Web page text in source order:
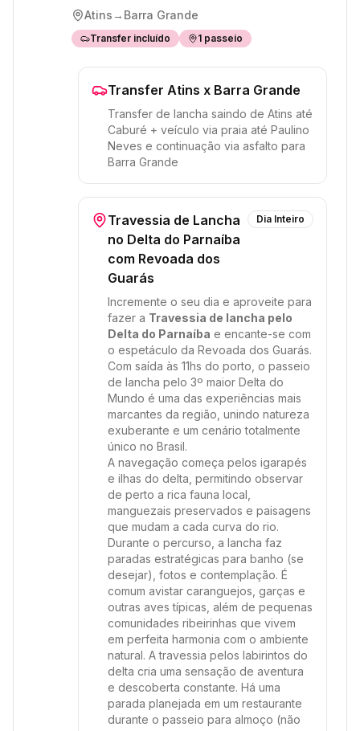
Atins → Barra Grande
Transfer incluído 1 passeio
Transfer Atins x Barra Grande
Transfer de lancha saindo de Atins até
Caburé + veículo via praia até Paulino
Neves e continuação via asfalto para
Barra Grande
Travessia de Lancha
no Delta do Parnaíba
com Revoada dos
Guarás
Dia Inteiro
Incremente o seu dia e aproveite para
fazer a Travessia de lancha pelo
Delta do Parnaíba e encante-se com
o espetáculo da Revoada dos Guarás.
Com saída às 11hs do porto, o passeio
de lancha pelo 3º maior Delta do
Mundo é uma das experiências mais
marcantes da região, unindo natureza
exuberante e um cenário totalmente
único no Brasil.
A navegação começa pelos igarapés
e ilhas do delta, permitindo observar
de perto a rica fauna local,
manguezais preservados e paisagens
que mudam a cada curva do rio.
Durante o percurso, a lancha faz
paradas estratégicas para banho (se
desejar), fotos e contemplação. É
comum avistar caranguejos, garças e
outras aves típicas, além de pequenas
comunidades ribeirinhas que vivem
em perfeita harmonia com o ambiente
natural. A travessia pelos labirintos do
delta cria uma sensação de aventura
e descoberta constante. Há uma
parada planejada em um restaurante
durante o passeio para almoço (não